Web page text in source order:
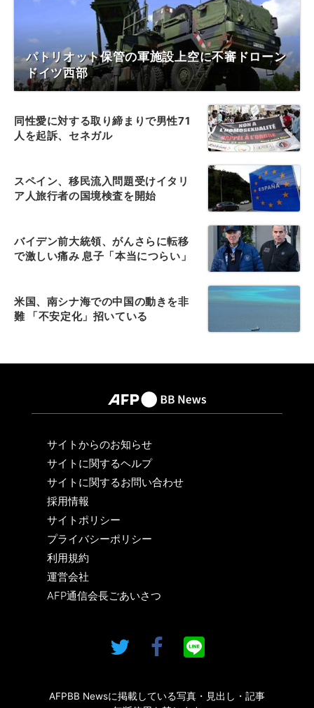
パトリオット保管の軍施設上空に不審ドローン
ドイツ西部
同性愛に対する取り締まりで男性71
人を起訴、セネガル
スペイン、移民流入問題受けイタリ
ア人旅行者の国境検査を開始
バイデン前大統領、がんさらに転移
で激しい痛み 息子「本当につらい」
米国、南シナ海での中国の動きを非
難 「不安定化」招いている
サイトからのお知らせ
サイトに関するヘルプ
サイトに関するお問い合わせ
採用情報
サイトポリシー
プライバシーポリシー
利用規約
運営会社
AFP通信会長ごあいさつ
AFPBB Newsに掲載している写真・見出し・記事